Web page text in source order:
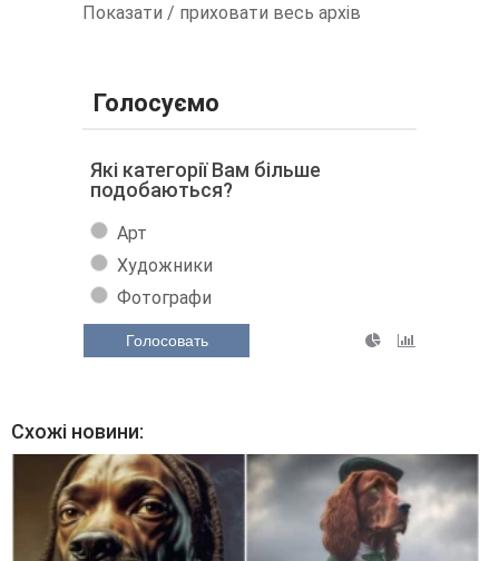
Показати / приховати весь архів
Голосуємо
Які категорії Вам більше
подобаються?
Арт
Художники
Фотографи
Голосовать
Схожі новини: